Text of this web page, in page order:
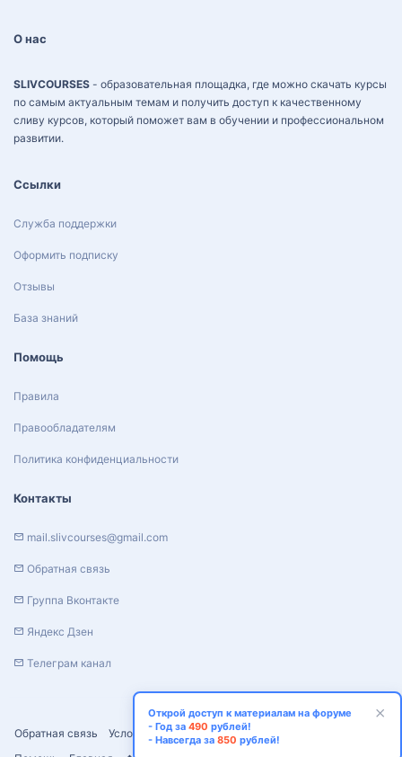
Обратная связь Условия и правила
Политика конфиденциальности
О нас
SLIVCOURSES - образовательная площадка, где можно скачать курсы
по самым актуальным темам и получить доступ к качественному
сливу курсов, который поможет вам в обучении и профессиональном
развитии.
Ссылки
Служба поддержки
Оформить подписку
Отзывы
База знаний
Помощь
Правила
Правообладателям
Политика конфиденциальности
Контакты
mail.slivcourses@gmail.com
Обратная связь
Группа Вконтакте
Яндекс Дзен
Телеграм канал
Открой доступ к материалам на форуме
- Год за 490 рублей!
- Навсегда за 850 рублей!